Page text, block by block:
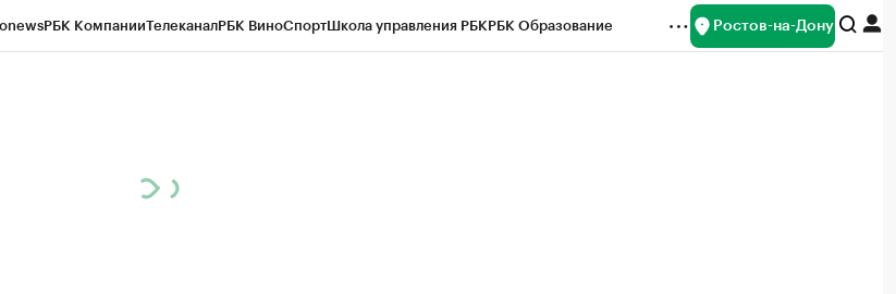
РБК КомпанииТелеканалРБК ВиноСпортШкола управления РБКРБК Образование Ростов-на-Дону